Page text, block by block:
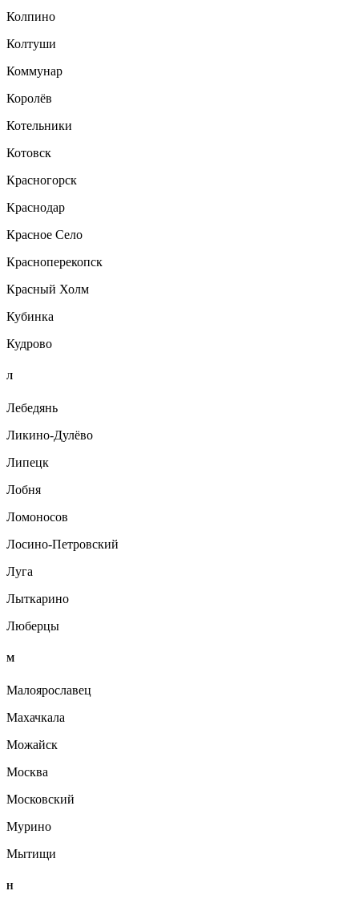
Колпино
Колтуши
Коммунар
Королёв
Котельники
Котовск
Красногорск
Краснодар
Красное Село
Красноперекопск
Красный Холм
Кубинка
Кудрово
Л
Лебедянь
Ликино-Дулёво
Липецк
Лобня
Ломоносов
Лосино-Петровский
Луга
Лыткарино
Люберцы
М
Малоярославец
Махачкала
Можайск
Москва
Московский
Мурино
Мытищи
Н